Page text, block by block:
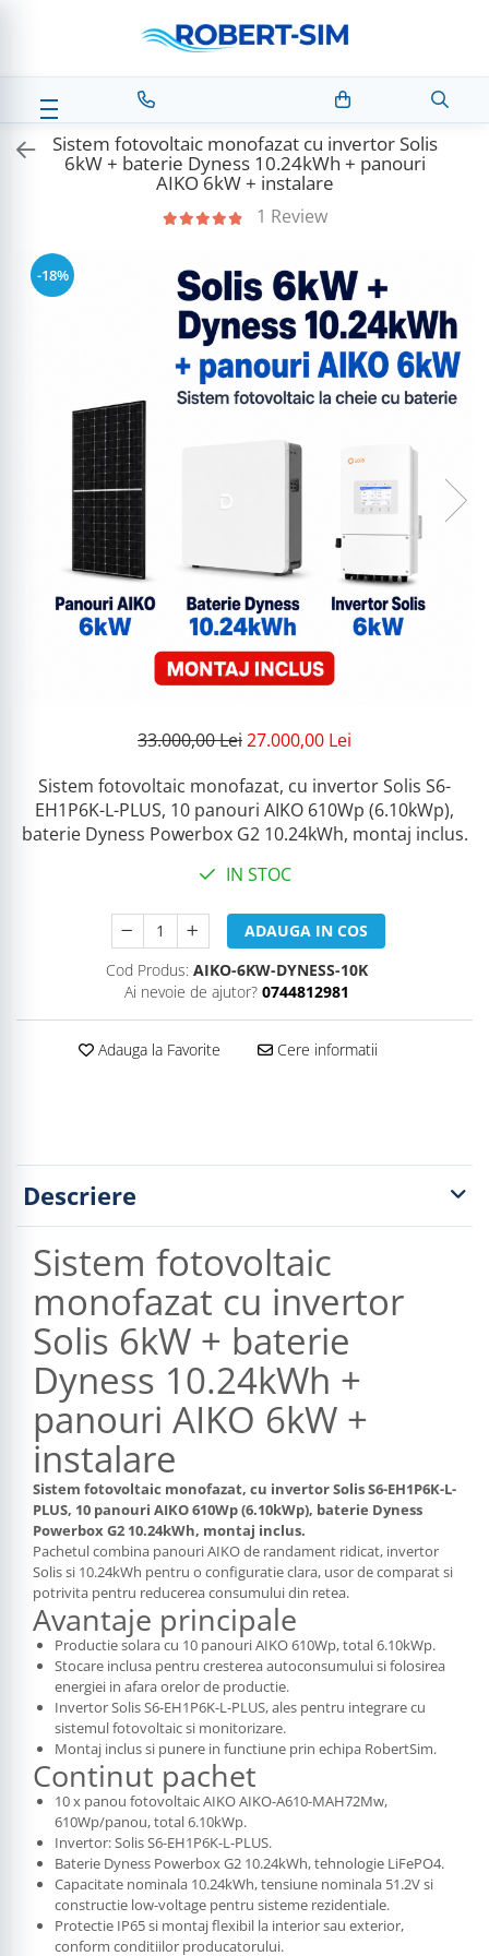
Sistem fotovoltaic monofazat cu invertor Solis
6kW + baterie Dyness 10.24kWh + panouri
AIKO 6kW + instalare
1 Review
-18%
33.000,00 Lei27.000,00 Lei
Sistem fotovoltaic monofazat, cu invertor Solis S6-
EH1P6K-L-PLUS, 10 panouri AIKO 610Wp (6.10kWp),
baterie Dyness Powerbox G2 10.24kWh, montaj inclus.
IN STOC
ADAUGA IN COS
Cod Produs: AIKO-6KW-DYNESS-10K
Ai nevoie de ajutor? 0744812981
Adauga la Favorite Cere informatii
Descriere
Sistem fotovoltaic
monofazat cu invertor
Solis 6kW + baterie
Dyness 10.24kWh +
panouri AIKO 6kW +
instalare
Sistem fotovoltaic monofazat, cu invertor Solis S6-EH1P6K-L-
PLUS, 10 panouri AIKO 610Wp (6.10kWp), baterie Dyness
Powerbox G2 10.24kWh, montaj inclus.
Pachetul combina panouri AIKO de randament ridicat, invertor
Solis si 10.24kWh pentru o configuratie clara, usor de comparat si
potrivita pentru reducerea consumului din retea.
Avantaje principale
Productie solara cu 10 panouri AIKO 610Wp, total 6.10kWp.
Stocare inclusa pentru cresterea autoconsumului si folosirea
energiei in afara orelor de productie.
Invertor Solis S6-EH1P6K-L-PLUS, ales pentru integrare cu
sistemul fotovoltaic si monitorizare.
Montaj inclus si punere in functiune prin echipa RobertSim.
Continut pachet
10 x panou fotovoltaic AIKO AIKO-A610-MAH72Mw,
610Wp/panou, total 6.10kWp.
Invertor: Solis S6-EH1P6K-L-PLUS.
Baterie Dyness Powerbox G2 10.24kWh, tehnologie LiFePO4.
Capacitate nominala 10.24kWh, tensiune nominala 51.2V si
constructie low-voltage pentru sisteme rezidentiale.
Protectie IP65 si montaj flexibil la interior sau exterior,
conform conditiilor producatorului.